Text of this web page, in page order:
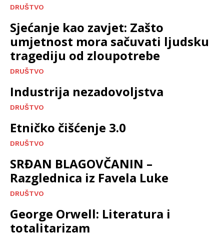
DRUŠTVO
Sjećanje kao zavjet: Zašto
umjetnost mora sačuvati ljudsku
tragediju od zloupotrebe
DRUŠTVO
Industrija nezadovoljstva
DRUŠTVO
Etničko čišćenje 3.0
DRUŠTVO
SRĐAN BLAGOVČANIN –
Razglednica iz Favela Luke
DRUŠTVO
George Orwell: Literatura i
totalitarizam